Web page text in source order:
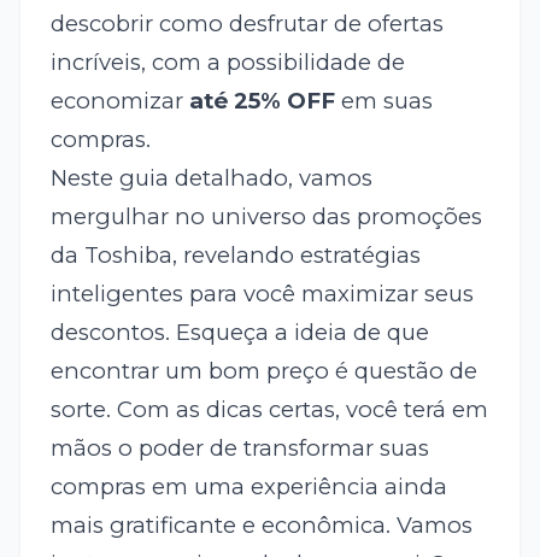
descobrir como desfrutar de ofertas
incríveis, com a possibilidade de
economizar até 25% OFFem suas
compras.
Neste guia detalhado, vamos
mergulhar no universo das promoções
da Toshiba, revelando estratégias
inteligentes para você maximizar seus
descontos. Esqueça a ideia de que
encontrar um bom preço é questão de
sorte. Com as dicas certas, você terá em
mãos o poder de transformar suas
compras em uma experiência ainda
mais gratificante e econômica. Vamos